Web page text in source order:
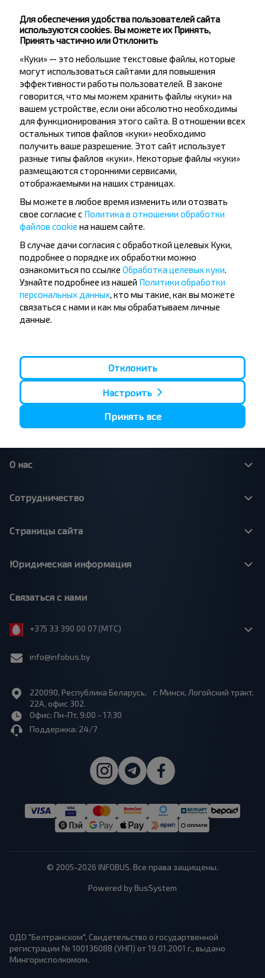
Не пропусти специальные акции, скидки и
другие интересные предложения INFOBUS.
Подпишись на получение новостей и
путешествуй с нами дешевле!
Подписаться
Популярные автобусные
направления
Орша - Могилёв
Минск - Несвиж
Минск - Могилёв
Минск - Пинск
Минск - Брест
Минск - Гомель
Минск - Барановичи
Гомель - Минск
Брест - Тересполь
Брест - Беловежская Пуща
Брест - Минск
Вильнюс - Минск
Москва - Брест
Минск - Варшава
Москва - Барановичи
Брест - Люблин
Брест - Варшава
О нас
Сотрудничество
Страницы сайта
Юридическая информация
Связаться с нами
+375 33 390 00 07 (МТС)
info@infobus.by
220090, Республика Беларусь, г. Минск, Логойский тракт,
22А, офис 302.
Офис: Пн-Пт, 9:00 - 17:30
Поддержка: 24/7
© 2005-2026 INFOBUS. Все права защищены.
Powered by BusSystem
ОДО "Белтранском", Свидетельство о государтвенной
регистрации № 100136088 (УНП) от 19.01.2001 г., выдано
Мингорисполкомом.
Для обеспечения удобства пользователей сайта
используются cookies. Вы можете их Принять,
Принять частично или Отклонить
«Куки» — это небольшие текстовые файлы, которые
могут использоваться сайтами для повышения
эффективности работы пользователей. В законе
говорится, что мы можем хранить файлы «куки» на
вашем устройстве, если они абсолютно необходимы
для функционирования этого сайта. В отношении всех
остальных типов файлов «куки» необходимо
получить ваше разрешение. Этот сайт использует
разные типы файлов «куки». Некоторые файлы «куки»
размещаются сторонними сервисами,
отображаемыми на наших страницах.
Вы можете в любое время изменить или отозвать
свое согласие с Политика в отношении обработки
файлов cookie на нашем сайте.
В случае дачи согласия с обработкой целевых Куки,
подробнее о порядке их обработки можно
ознакомиться по ссылке Обработка целевых куки.
Узнайте подробнее из нашей Политики обработки
персональных данных, кто мы такие, как вы можете
связаться с нами и как мы обрабатываем личные
данные.
Отклонить
Настроить
Принять все